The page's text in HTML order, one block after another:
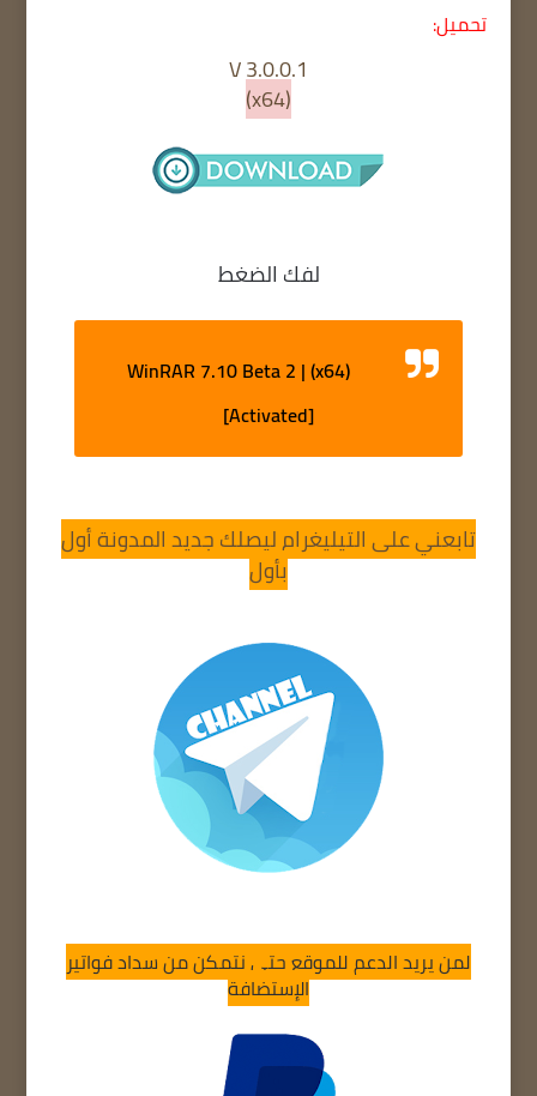
تحميل:
V 3.0.0.1
(x64)
لفك الضغط
WinRAR 7.10 Beta 2 | (x64)
[Activated]
تابعني على التيليغرام ليصلك جديد المدونة أول
بأول
لمن يريد الدعم للموقع حتى نتمكن من سداد فواتير
الإستضافة